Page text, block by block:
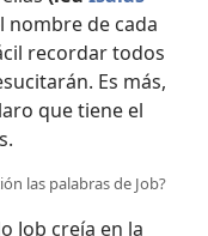
nombre de cada
recordar todos
Es más,
que tiene el
las palabras de Job?
Job creía en la